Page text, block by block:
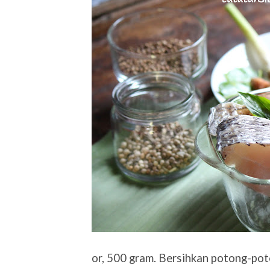
or, 500 gram. Bersihkan potong-